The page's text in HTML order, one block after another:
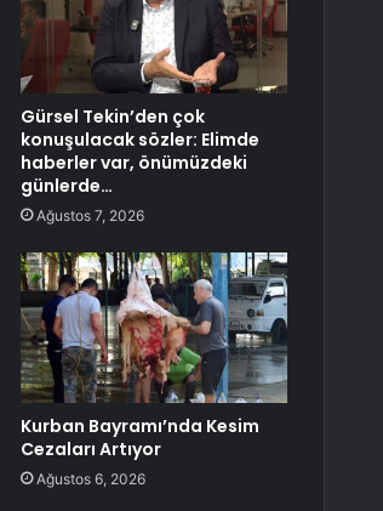
Gürsel Tekin’den çok
konuşulacak sözler: Elimde
haberler var, önümüzdeki
günlerde…
Ağustos 7, 2026
Kurban Bayramı’nda Kesim
Cezaları Artıyor
Ağustos 6, 2026